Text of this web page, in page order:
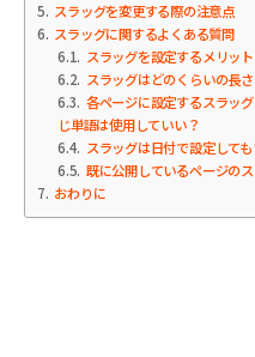
5 スラッグを変更する際の注意点
6 スラッグに関するよくある質問
6.1 スラッグを設定するメリッ
6.2 スラッグはどのくらいの長
6.3 各ページに設定するスラッ
じ単語は使用していい？
6.4 スラッグは日付で設定して
6.5 既に公開しているページの
7 おわりに